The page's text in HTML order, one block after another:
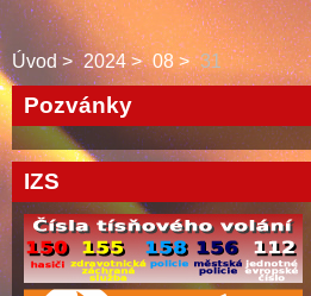
Úvod 2024 08 31
Pozvánky
IZS